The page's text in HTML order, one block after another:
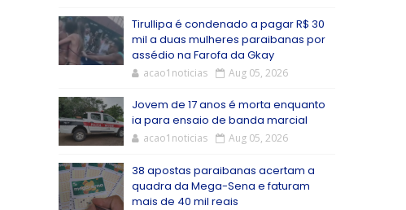
Tirullipa é condenado a pagar R$ 30
mil a duas mulheres paraibanas por
assédio na Farofa da Gkay
acao1noticias Aug 05, 2026
Jovem de 17 anos é morta enquanto
ia para ensaio de banda marcial
acao1noticias Aug 05, 2026
38 apostas paraibanas acertam a
quadra da Mega-Sena e faturam
mais de 40 mil reais